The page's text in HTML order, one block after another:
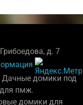
д. 7
Дачные домики под
пмж.
домики для